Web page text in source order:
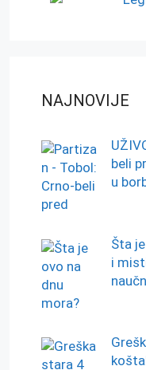
NAJNOVIJE
beli
u
Šta
i